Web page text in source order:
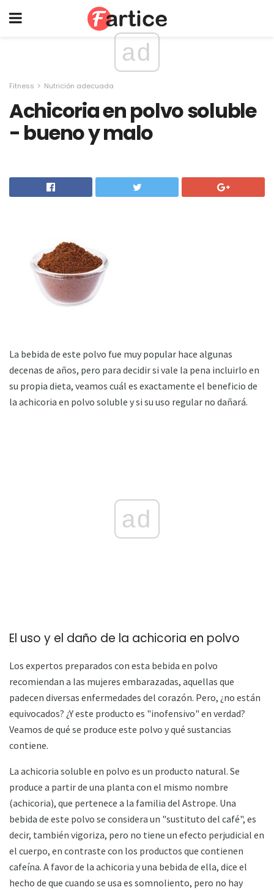
ad
Fitness Nutrición adecuada
Achicoria en polvo soluble
- bueno y malo
La bebida de este polvo fue muy popular hace algunas
decenas de años, pero para decidir si vale la pena incluirlo en
su propia dieta, veamos cuál es exactamente el beneficio de
la achicoria en polvo soluble y si su uso regular no dañará.
ad
El uso y el daño de la achicoria en polvo
Los expertos preparados con esta bebida en polvo
recomiendan a las mujeres embarazadas, aquellas que
padecen diversas enfermedades del corazón. Pero, ¿no están
equivocados? ¿Y este producto es "inofensivo" en verdad?
Veamos de qué se produce este polvo y qué sustancias
contiene.
La achicoria soluble en polvo es un producto natural. Se
produce a partir de una planta con el mismo nombre
(achicoria), que pertenece a la familia del Astrope. Una
bebida de este polvo se considera un "sustituto del café", es
decir, también vigoriza, pero no tiene un efecto perjudicial en
el cuerpo, en contraste con los productos que contienen
cafeína. A favor de la achicoria y una bebida de ella, dice el
hecho de que cuando se usa es somnoliento, pero no hay